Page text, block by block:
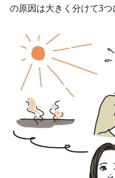
の原因は大きく分けて3つ